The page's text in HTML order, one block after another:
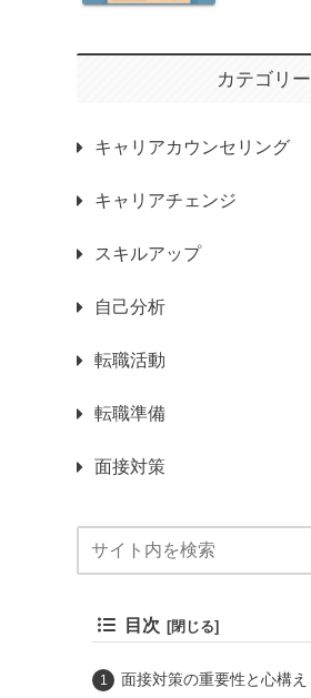
カテゴリー
キャリアカウンセリング
キャリアチェンジ
スキルアップ
自己分析
転職活動
転職準備
面接対策
目次
面接対策の重要性と心構え